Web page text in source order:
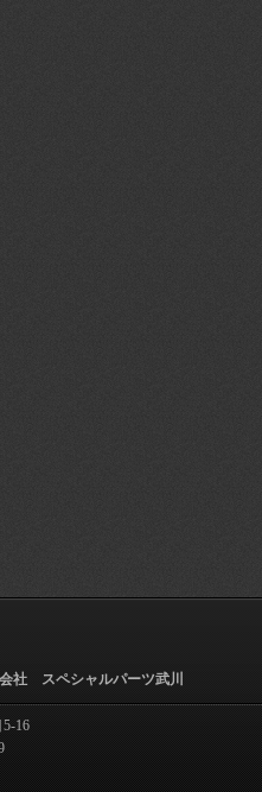
社 スペシャルパーツ武川
16